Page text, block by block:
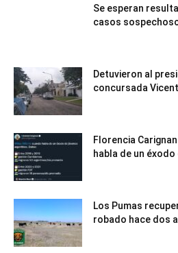
Se esperan
casos
Detuvieron al
concursada
Florencia
habla de un
Los Pumas
robado hace dos